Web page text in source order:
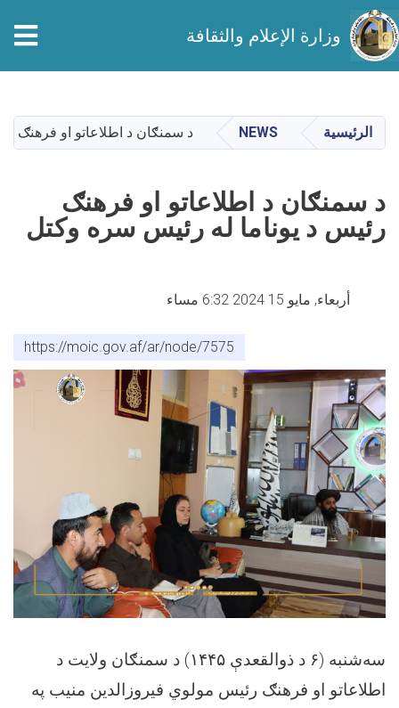
المحتوى
الرئيسي
وزارة الإعلام والثقافة
الرئيسية NEWS د سمنګان د اطلاعاتو او فرهنګ
د سمنګان د اطلاعاتو او فرهنګ
رئيس د يوناما له رئيس سره وکتل
أربعاء, مايو 15 2024 6:32 مساء
https://moic.gov.af/ar/node/7575
سه‌شنبه (۶ د ذوالقعدې ۱۴۴۵) د سمنګان ولايت د
اطلاعاتو او فرهنګ رئيس مولوي فیروزالدين منيب په